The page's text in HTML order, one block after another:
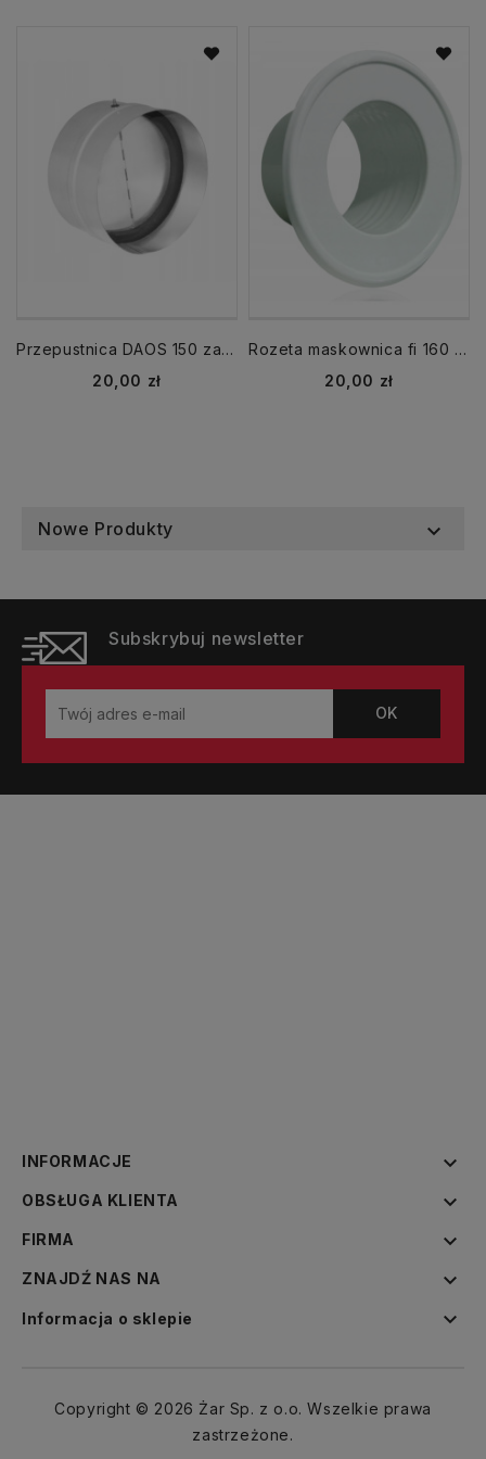
Przepustnica DAOS 150 zawór zwrotny
Cena
20,00 zł
Rozeta maskownica fi 160 mm biała kołnierz
Cena
20,00 zł
Nowe Produkty 
Subskrybuj newsletter
INFORMACJE 
OBSŁUGA KLIENTA 
FIRMA 
ZNAJDŹ NAS NA 
Informacja o sklepie 
Copyright © 2026 Żar Sp. z o.o. Wszelkie prawa
zastrzeżone.